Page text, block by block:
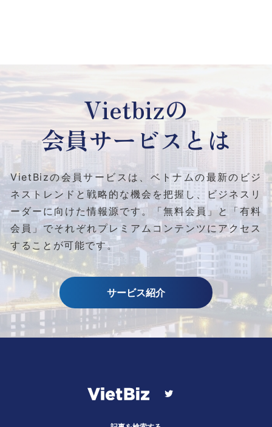
Vietbizの
会員サービスとは
VietBizの会員サービスは、ベトナムの最新のビジ
ネストレンドと戦略的な機会を把握し、ビジネスリ
ーダーに向けた情報源です。
「無料会員」と「有料
会員」でそれぞれプレミアムコンテンツにアクセス
することが可能です。
サービス紹介